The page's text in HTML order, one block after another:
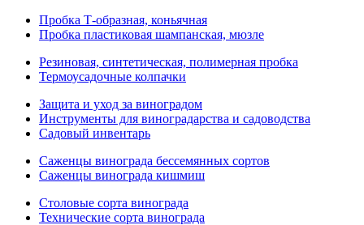
Пробка Т-образная, коньячная
Пробка пластиковая шампанская, мюзле
Резиновая, синтетическая, полимерная пробка
Термоусадочные колпачки
Защита и уход за виноградом
Инструменты для виноградарства и садоводства
Садовый инвентарь
Саженцы винограда бессемянных сортов
Саженцы винограда кишмиш
Столовые сорта винограда
Технические сорта винограда